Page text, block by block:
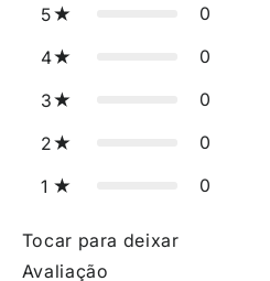
5 0
4 0
3 0
2 0
1 0
Tocar para deixar
Avaliação